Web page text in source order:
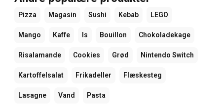
Pizza Magasin Sushi Kebab LEGO
Mango Kaffe Is Bouillon Chokoladekage
Risalamande Cookies Grød Nintendo Switch
Kartoffelsalat Frikadeller Flæskesteg
Lasagne Vand Pasta